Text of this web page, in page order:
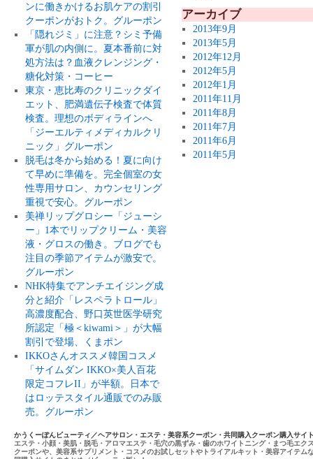
ンに働きかけるお肌ケアの割引
クーポンがおトク。グルーポン
「隠れジミ」に注意？シミ予備
軍が肌の内側に。夏本番前に対
処方法は？血液クレンジング・
糖化対策・コーヒー
東京・恵比寿のクリニックダイ
エット、肥満遺伝子検査で体質
検査。理想のボディラインへ
「ジーエルティメディカルクリ
ニック」グルーポン
脱毛は冬から始める！夏に向け
て早めに準備を。完全個室の女
性専用サロン、カウンセリング
重視で安心。グルーポン
美禅リップグロシー「ジューシ
ー」1本でリップクリーム・美容
液・グロスの働き。ブログでも
注目の季節アイテムが激安で。
グルーポン
NHK特集でアンチエイジング成
分と紹介「レスペラトロール」
高濃度配合、野口英世医学研究
所認定「極＜kiwami＞」が大幅
割引で登場、くまポン
IKKOさんオススメ韓国コスメ
「サイムダン IKKO×美人百花
限定コフレII」が半額。日本で
はロッテスタイル通販でのみ販
売。グルーポン
アーカイブ
2013年9月
2013年5月
2012年12月
2012年5月
2012年1月
2011年11月
2011年8月
2011年7月
2011年6月
2011年5月
かうくーぽんビューティ／ヘアサロン・エステ・美容系クーポン・共同購入クーポン購入サイ
エステ・小顔・美肌・脱毛・アロマエステ・毛穴の黒ずみ・歯のホワイトニング・まつ毛エ
クーポンや、美容系サプリメント・コスメのお試しセットやトライアルキット・美容アイテ